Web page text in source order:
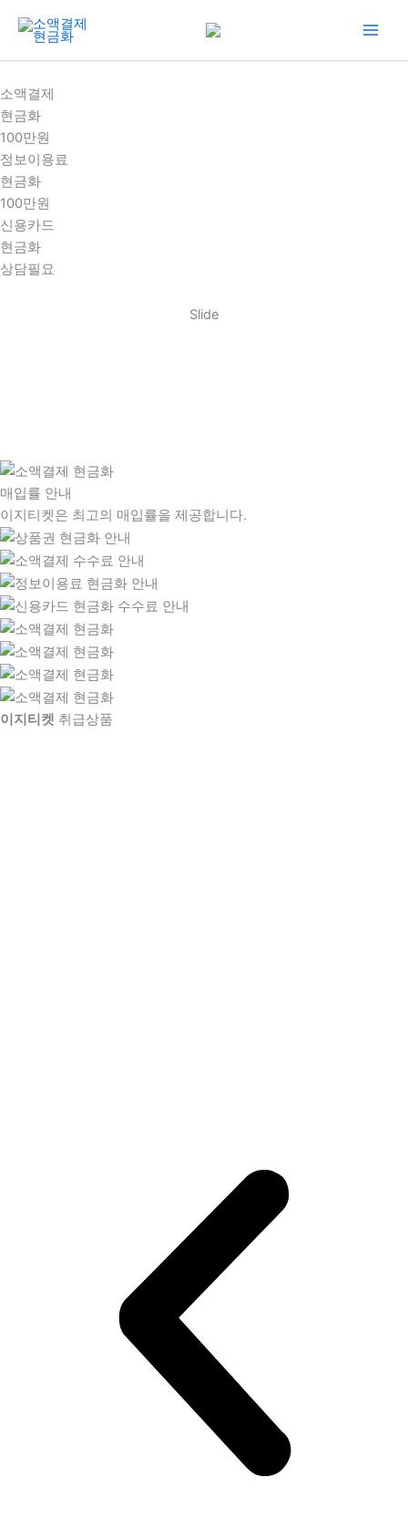
건
너
뛰
기
소액결제
현금화
100만원
정보이용료
현금화
100만원
신용카드
현금화
상담필요
Slide
매입률 안내
이지티켓은 최고의 매입률을 제공합니다.
이지티켓 취급상품